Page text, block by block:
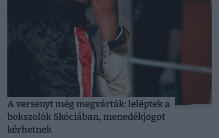
A versenyt még megvárták: leléptek a
bokszolók Skóciában, menedékjogot
kérhetnek